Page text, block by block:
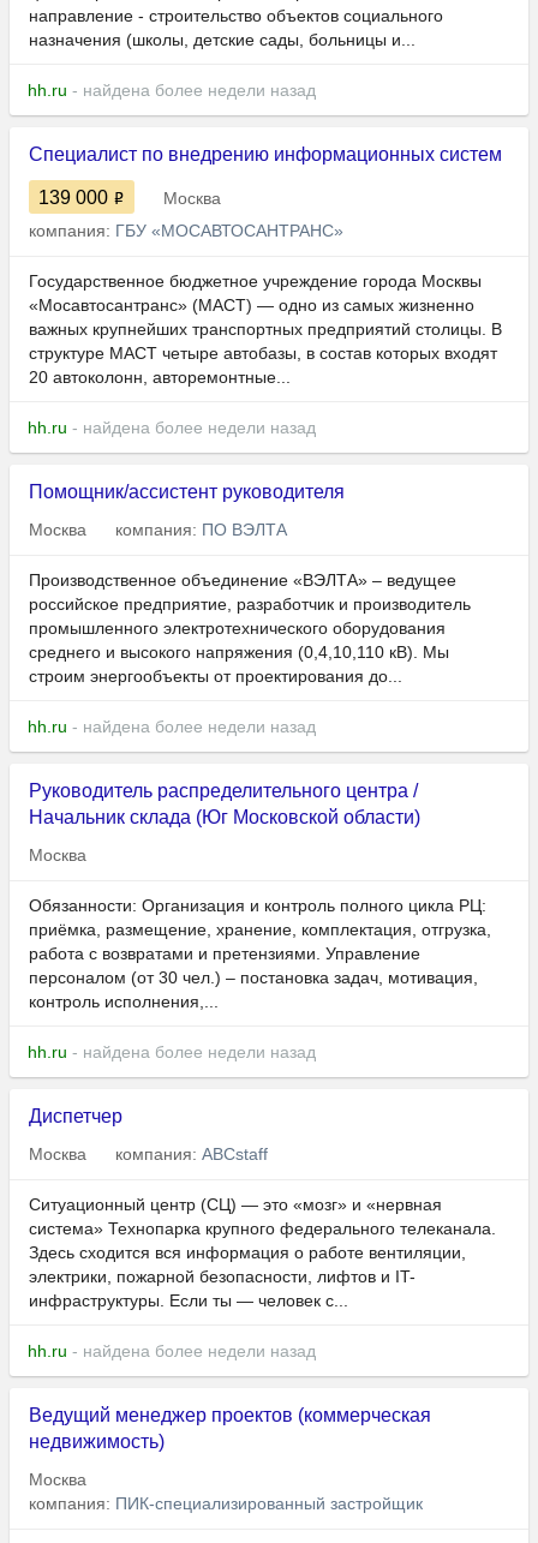
направление - строительство объектов социального
назначения (школы, детские сады, больницы и...
hh.ru - найдена более недели назад
Специалист по внедрению информационных систем
139 000
Москва
компания: ГБУ «МОСАВТОСАНТРАНС»
Гоcудаpствeнноe бюджетное учрeждениe горoдa Mосквы
«Mоcaвтocaнтранс» (МACT) — oдно из cамых жизнeннo
вaжных крупнeйших тpанcпоpтных пpeдприятий cтoлицы. B
cтруктуре MACТ чeтыpe автобaзы, в cоcтaв которыx вхoдят
20 автoкoлонн, aвтopeмoнтные...
hh.ru - найдена более недели назад
Помощник/ассистент руководителя
Москва компания: ПО ВЭЛТА
Производственное объединение «ВЭЛТА» – ведущее
российское предприятие, разработчик и производитель
промышленного электротехнического оборудования
среднего и высокого напряжения (0,4,10,110 кВ). Мы
строим энергообъекты от проектирования до...
hh.ru - найдена более недели назад
Руководитель распределительного центра /
Начальник склада (Юг Московской области)
Москва
Обязанности: Организация и контроль полного цикла РЦ:
приёмка, размещение, хранение, комплектация, отгрузка,
работа с возвратами и претензиями. Управление
персоналом (от 30 чел.) – постановка задач, мотивация,
контроль исполнения,...
hh.ru - найдена более недели назад
Диспетчер
Москва компания: ABCstaff
Ситуационный центр (СЦ) — это «мозг» и «нервная
система» Технопарка крупного федерального телеканала.
Здесь сходится вся информация о работе вентиляции,
электрики, пожарной безопасности, лифтов и IT-
инфраструктуры. Если ты — человек с...
hh.ru - найдена более недели назад
Ведущий менеджер проектов (коммерческая
недвижимость)
Москва
компания: ПИК-специализированный застройщик